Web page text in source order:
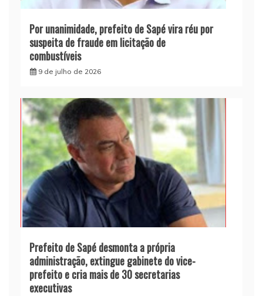
Por unanimidade, prefeito de Sapé vira réu por
suspeita de fraude em licitação de
combustíveis
9 de julho de 2026
Prefeito de Sapé desmonta a própria
administração, extingue gabinete do vice-
prefeito e cria mais de 30 secretarias
executivas